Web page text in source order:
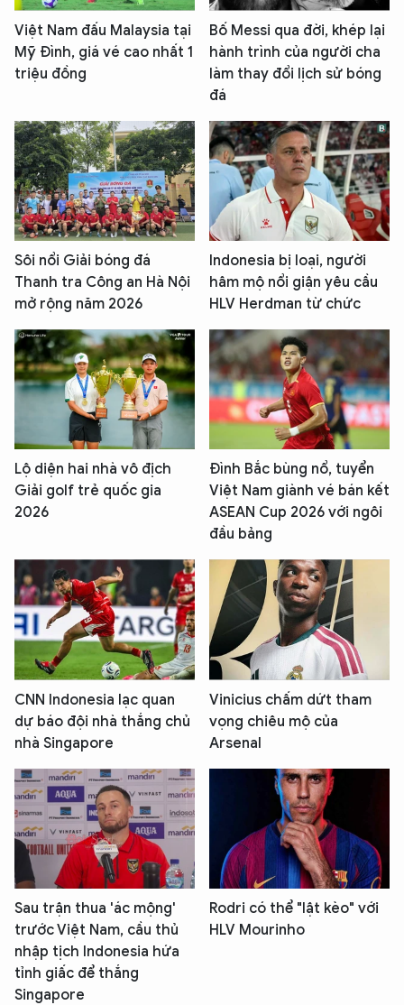
Việt Nam đấu Malaysia tại
Mỹ Đình, giá vé cao nhất 1
triệu đồng
Bố Messi qua đời, khép lại
hành trình của người cha
làm thay đổi lịch sử bóng
đá
Sôi nổi Giải bóng đá
Thanh tra Công an Hà Nội
mở rộng năm 2026
Indonesia bị loại, người
hâm mộ nổi giận yêu cầu
HLV Herdman từ chức
Lộ diện hai nhà vô địch
Giải golf trẻ quốc gia
2026
Đình Bắc bùng nổ, tuyển
Việt Nam giành vé bán kết
ASEAN Cup 2026 với ngôi
đầu bảng
CNN Indonesia lạc quan
dự báo đội nhà thắng chủ
nhà Singapore
Vinicius chấm dứt tham
vọng chiêu mộ của
Arsenal
Sau trận thua 'ác mộng'
trước Việt Nam, cầu thủ
nhập tịch Indonesia hứa
tỉnh giấc để thắng
Singapore
Rodri có thể "lật kèo" với
HLV Mourinho